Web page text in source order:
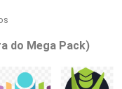
do Mega Pack)